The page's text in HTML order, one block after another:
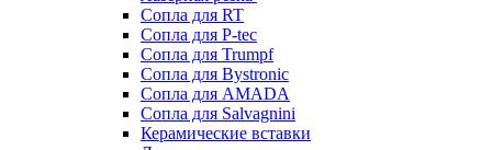
Сопла для RT
Сопла для P-tec
Сопла для Trumpf
Сопла для Bystronic
Сопла для AMADA
Сопла для Salvagnini
Керамические вставки